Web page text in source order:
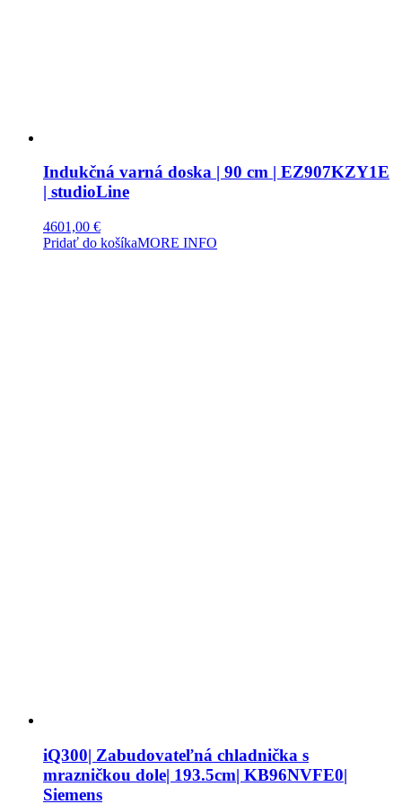
Indukčná varná doska | 90 cm | EZ907KZY1E
| studioLine
4601,00 €
Pridať do košíkaMORE INFO
iQ300| Zabudovateľná chladnička s
mrazničkou dole| 193.5cm| KB96NVFE0|
Siemens